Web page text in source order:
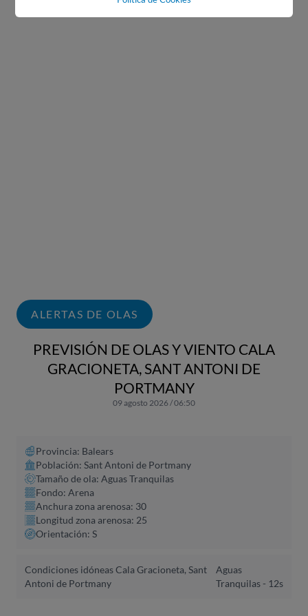
ALERTAS DE OLAS
PREVISIÓN DE OLAS Y VIENTO CALA
GRACIONETA, SANT ANTONI DE
PORTMANY
09 agosto 2026 / 06:50
Provincia: Balears
Población: Sant Antoni de Portmany
Tamaño de ola: Aguas Tranquilas
Fondo: Arena
Anchura zona arenosa: 30
Longitud zona arenosa: 25
Orientación: S
Condiciones idóneas Cala Gracioneta, Sant
Antoni de Portmany
Aguas
Tranquilas - 12s